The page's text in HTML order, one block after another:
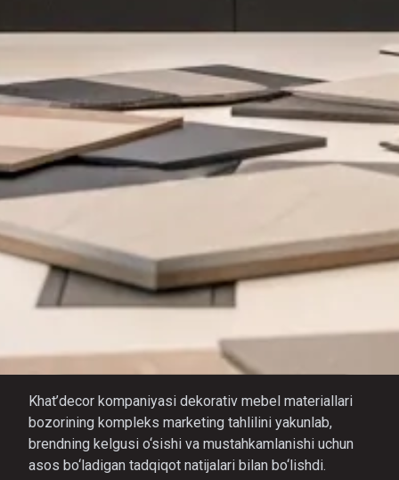
Khat’decor kompaniyasi dekorativ mebel materiallari
bozorining kompleks marketing tahlilini yakunlab,
brendning kelgusi o‘sishi va mustahkamlanishi uchun
asos bo‘ladigan tadqiqot natijalari bilan bo‘lishdi.